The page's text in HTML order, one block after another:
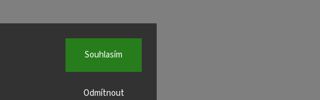
Odmítnout
Souhlasím